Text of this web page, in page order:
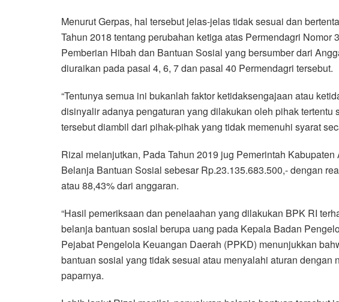
Menurut Gerpas, hal tersebut jelas-jelas tidak sesuai dan
Tahun 2018 tentang perubahan ketiga atas Permendagri Nomor
Pemberian Hibah dan Bantuan Sosial yang bersumber dari
diuraikan pada pasal 4, 6, 7 dan pasal 40 Permendagri tersebut.
“Tentunya semua ini bukanlah faktor ketidaksengajaan atau
disinyalir adanya pengaturan yang dilakukan oleh pihak tertentu
tersebut diambil dari pihak-pihak yang tidak memenuhi syarat
Rizal melanjutkan, Pada Tahun 2019 jug Pemerintah
Belanja Bantuan Sosial sebesar Rp.23.135.683.500,- dengan
atau 88,43% dari anggaran.
“Hasil pemeriksaan dan penelaahan yang dilakukan BPK RI
belanja bantuan sosial berupa uang pada Kepala Badan
Pejabat Pengelola Keuangan Daerah (PPKD) menunjukkan
bantuan sosial yang tidak sesuai atau menyalahi aturan dengan
paparnya.